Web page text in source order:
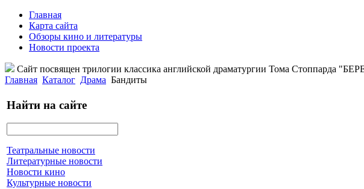
Главная
Карта сайта
Обзоры кино и литературы
Новости проекта
Сайт посвящен трилогии классика английской драматургии Тома Стоппарда
Главная Каталог Драма Бандиты
Найти на сайте
Театральные новости
Литературные новости
Новости кино
Культурные новости